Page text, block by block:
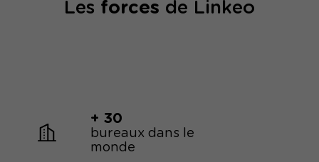
Les forces de Linkeo
+ 30
bureaux dans le
monde